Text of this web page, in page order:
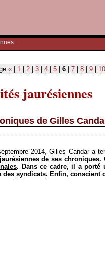
« 1 2 3 4 5 6 7 8 9 10
jaurésiennes
de Gilles
2014, Gilles Candar a
de ses
. Dans ce cadre, il a
des syndicats. Enfin, conscient